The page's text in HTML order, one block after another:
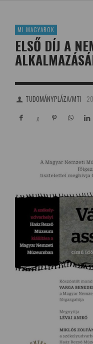
MI MAGYAROK
ELSŐ DÍJ A
TUDOMÁNYPLÁZA/MTI